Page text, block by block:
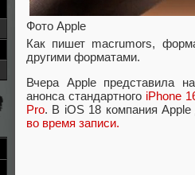
Фото Apple
Как пишет macrumors,
другими форматами.
Вчера Apple представила
анонса стандартного iPhone
Pro. В iOS 18 компания
во время записи.